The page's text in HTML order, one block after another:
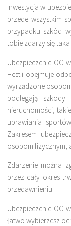
Inwestycja w
przede wszystkim
przypadku szkód
tobie zdarzy się taka
Ubezpieczenie OC
Hestii obejmuje
wyrządzone
podlegają szkody
nieruchomości,
uprawiania
Zakresem
osobom fizycznym,
Zdarzenie można
przez cały okres
przedawnieniu.
Ubezpieczenie OC
łatwo wybierzesz